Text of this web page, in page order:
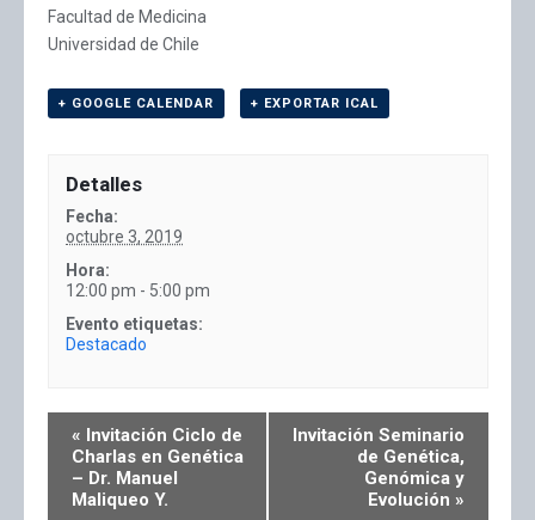
Facultad de Medicina
Universidad de Chile
+ GOOGLE CALENDAR + EXPORTAR ICAL
Detalles
Fecha:
octubre 3, 2019
Hora:
12:00 pm - 5:00 pm
Evento etiquetas:
Destacado
« Invitación Ciclo de
Charlas en Genética
– Dr. Manuel
Maliqueo Y.
Invitación Seminario
de Genética,
Genómica y
Evolución »